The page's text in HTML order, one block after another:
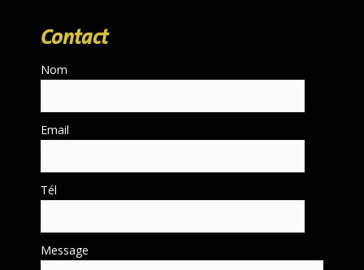
Contact
Nom
Email
Tél
Message